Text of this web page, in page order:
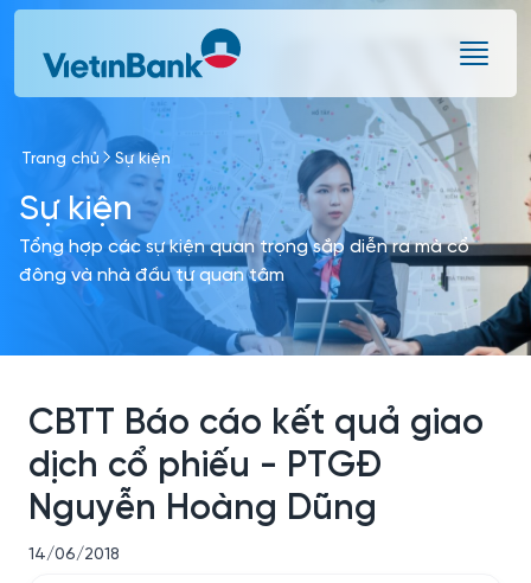
Skip to Main Content
Trang chủ Sự kiện
Sự kiện
Tổng hợp các sự kiện quan trọng sắp diễn ra mà cổ
đông và nhà đầu tư quan tâm
CBTT Báo cáo kết quả giao
dịch cổ phiếu - PTGĐ
Nguyễn Hoàng Dũng
14/06/2018